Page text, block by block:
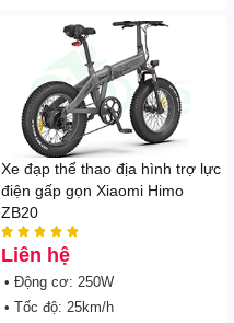
Xe đạp thể thao địa hình trợ lực
điện gấp gọn Xiaomi Himo
ZB20
    
Liên hệ
• Động cơ: 250W
• Tốc độ: 25km/h